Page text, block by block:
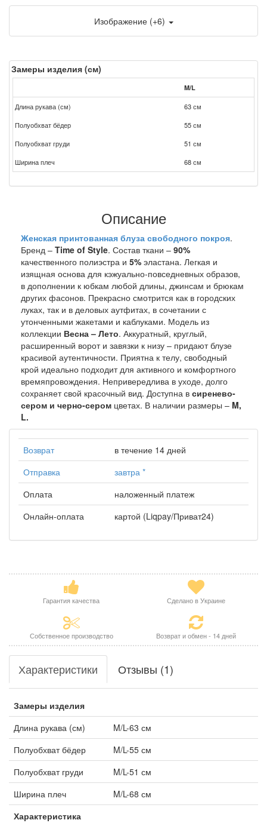
Изображение (+6)
Замеры изделия (см)
M/L
Длина рукава (см)
63 см
Полуобхват бёдер
55 см
Полуобхват груди
51 см
Ширина плеч
68 см
Описание
Женская принтованная блуза свободного покроя.
Бренд – Time of Style. Состав ткани – 90%
качественного полиэстра и 5% эластана. Легкая и
изящная основа для кэжуально-повседневных образов,
в дополнении к юбкам любой длины, джинсам и брюкам
других фасонов. Прекрасно смотрится как в городских
луках, так и в деловых аутфитах, в сочетании с
утонченными жакетами и каблуками. Модель из
коллекции Весна – Лето. Аккуратный, круглый,
расширенный ворот и завязки к низу – придают блузе
красивой аутентичности. Приятна к телу, свободный
крой идеально подходит для активного и комфортного
времяпровождения. Непривередлива в уходе, долго
сохраняет свой красочный вид. Доступна в сиренево-
сером и черно-сером цветах. В наличии размеры – M,
L.
Возврат
в течение 14 дней
Отправка
завтра *
Оплата
наложенный платеж
Онлайн-оплата
картой (Liqpay/Приват24)
Гарантия качества Сделано в Украине
Собственное производство Возврат и обмен - 14 дней
Характеристики Отзывы (1)
Замеры изделия
Длина рукава (см)
M/L-63 см
Полуобхват бёдер
M/L-55 см
Полуобхват груди
M/L-51 см
Ширина плеч
M/L-68 см
Характеристика